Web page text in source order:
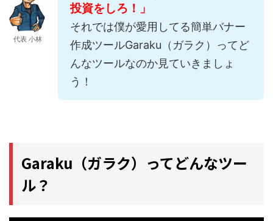
代表 小林
投資をしろ！」
それでは僕が愛用してる簡単バナー
作成ツールGaraku（ガラク）ってど
んなツールなのか見ていきましょ
う！
Garaku（ガラク）ってどんなツー
ル？